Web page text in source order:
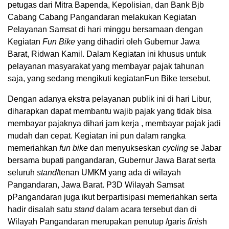
petugas dari Mitra Bapenda, Kepolisian, dan Bank Bjb
Cabang Cabang Pangandaran melakukan Kegiatan
Pelayanan Samsat di hari minggu bersamaan dengan
Kegiatan Fun Bike yang dihadiri oleh Gubernur Jawa
Barat, Ridwan Kamil. Dalam Kegiatan ini khusus untuk
pelayanan masyarakat yang membayar pajak tahunan
saja, yang sedang mengikuti kegiatanFun Bike tersebut.
Dengan adanya ekstra pelayanan publik ini di hari Libur,
diharapkan dapat membantu wajib pajak yang tidak bisa
membayar pajaknya dihari jam kerja , membayar pajak jadi
mudah dan cepat. Kegiatan ini pun dalam rangka
memeriahkan fun bike dan menyukseskan cycling se Jabar
bersama bupati pangandaran, Gubernur Jawa Barat serta
seluruh stand/tenan UMKM yang ada di wilayah
Pangandaran, Jawa Barat. P3D Wilayah Samsat
pPangandaran juga ikut berpartisipasi memeriahkan serta
hadir disalah satu standdalam acara tersebut dan di
Wilayah Pangandaran merupakan penutup /garis finish